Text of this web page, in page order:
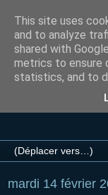
mardi 14 février
This site uses
and to analyze
shared with
metrics to ensure
statistics, and to